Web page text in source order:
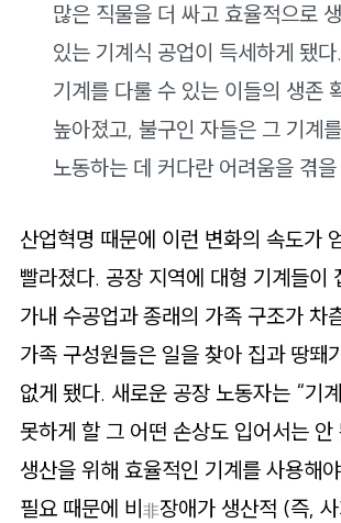
많은 직물을 더 싸고 효율적으로
있는 기계식 공업이 득세하게 됐다
기계를 다룰 수 있는 이들의 생존
높아졌고, 불구인 자들은 그 기계
노동하는 데 커다란 어려움을 겪
산업혁명 때문에 이런 변화의 속도가
빨라졌다. 공장 지역에 대형 기계들이
가내 수공업과 종래의 가족 구조가 차
가족 구성원들은 일을 찾아 집과 땅뙈
없게 됐다. 새로운 공장 노동자는 “기
못하게 할 그 어떤 손상도 입어서는 안
생산을 위해 효율적인 기계를 사용해
필요 때문에 비非장애가 생산적 (즉,